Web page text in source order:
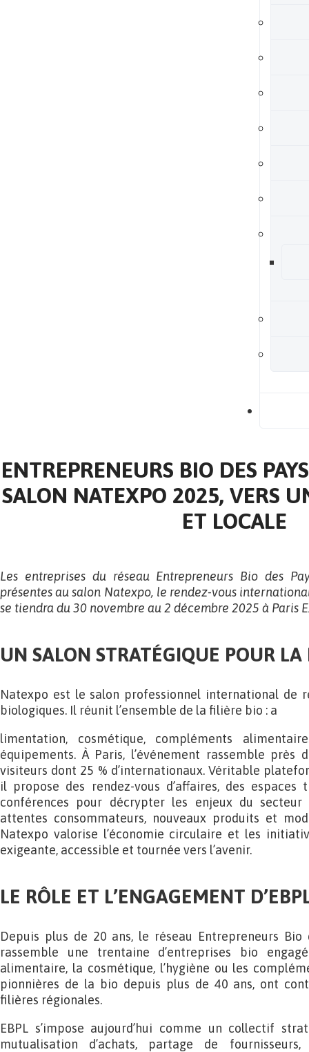
ENTREPRENEURS BIO DES
SALON NATEXPO 2025, VERS
ET LOCALE
Les entreprises du réseau Entrepreneurs Bio des
présentes au salon Natexpo, le rendez-vous
se tiendra du 30 novembre au 2 décembre 2025 à Paris
UN SALON STRATÉGIQUE POUR LA
Natexpo est le salon professionnel international de
biologiques. Il réunit l’ensemble de la filière bio : a
limentation, cosmétique, compléments
équipements. À Paris, l’événement rassemble près
visiteurs dont 25 % d’internationaux. Véritable
il propose des rendez-vous d’affaires, des
conférences pour décrypter les enjeux du
attentes consommateurs, nouveaux produits et
Natexpo valorise l’économie circulaire et les
exigeante, accessible et tournée vers l’avenir.
LE RÔLE ET L’ENGAGEMENT
Depuis plus de 20 ans, le réseau Entrepreneurs Bio
rassemble une trentaine d’entreprises bio
alimentaire, la cosmétique, l’hygiène ou les
pionnières de la bio depuis plus de 40 ans, ont
filières régionales.
EBPL s’impose aujourd’hui comme un collectif
mutualisation d’achats, partage de